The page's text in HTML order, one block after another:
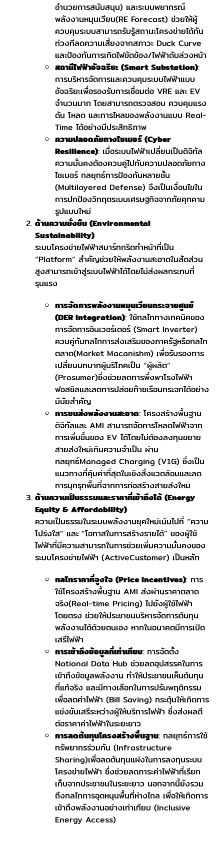
อำนวยการสนับสนุน) และระบบพยากรณ์
พลังงานหมุนเวียน(RE Forecast) ช่วยให้ผู้
ควบคุมระบบสามารถรับรู้สถานะโครงข่ายได้ทัน
ท่วงทีลดความเสี่ยงจากสภาวะ Duck Curve
และป้องกันการเกิดไฟขัดข้อง/ไฟฟ้าดับล่วงหน้า
สถานีไฟฟ้าอัจฉริยะ (Smart Substation):
การบริหารจัดการและควบคุมระบบไฟฟ้าแบบ
อัจฉริยะเพื่อรองรับการเชื่อมต่อ VRE และ EV
จำนวนมาก โดยสามารถตรวจสอบ ควบคุมแรง
ดัน โหลด และการไหลของพลังงานแบบ Real-
Time ได้อย่างมีประสิทธิภาพ
ความปลอดภัยทางไซเบอร์ (Cyber
Resilience): เมื่อระบบไฟฟ้าเปลี่ยนเป็นดิจิทัล
ความมั่นคงต้องควบคู่ไปกับความปลอดภัยทาง
ไซเบอร์ กลยุทธ์การป้องกันหลายชั้น
(Multilayered Defense) จึงเป็นเงื่อนไขใน
การปกป้องวิกฤตระบบเศรษฐกิจจากภัยคุกคาม
รูปแบบใหม่
ด้านความยั่งยืน (Environmental
Sustainability)
ระบบโครงข่ายไฟฟ้าสมาร์ทกริดทำหน้าที่เป็น
“Platform” สำคัญช่วยให้พลังงานสะอาดในสัดส่วน
สูงสามารถเข้าสู่ระบบไฟฟ้าได้โดยไม่ส่งผลกระทบที่
รุนแรง
การจัดการพลังงานหมุนเวียนกระจายศูนย์
(DER Integration): ใช้กลไกทางเทคนิคของ
การจัดการอินเวอร์เตอร์ (Smart Inverter)
ควบคู่กับกลไกการส่งเสริมของภาครัฐหรือกลไก
ตลาด(Market Macanishm) เพื่อรับรองการ
เปลี่ยนบทบาทผู้บริโภคเป็น “ผู้ผลิต”
(Prosumer)ซึ่งช่วยลดการพึ่งพาโรงไฟฟ้า
ฟอสซิลและลดการปล่อยก๊าซเรือนกระจกได้อย่าง
มีนัยสำคัญ
การขนส่งพลังงานสะอาด: โครงสร้างพื้นฐาน
ดิจิทัลและ AMI สามารถจัดการโหลดไฟฟ้าจาก
การเพิ่มขึ้นของ EV ได้โดยไม่ต้องลงทุนขยาย
สายส่งใหม่เกินความจำเป็น ผ่าน
กลยุทธ์Managed Charging (V1G) ซึ่งเป็น
แนวทางที่คุ้มค่าที่สุดในเชิงสิ่งแวดล้อมและลด
การบุกรุกพื้นที่จากการก่อสร้างสายส่งใหม
ด้านความเป็นธรรมและราคาที่เข้าถึงได้ (Energy
Equity & Affordability)
ความเป็นธรรมในระบบพลังงานยุคใหม่เน้นไปที่ “ความ
โปร่งใส” และ “โอกาสในการสร้างรายได้” ของผู้ใช้
ไฟฟ้าที่มีความสามารถในการช่วยเพิ่มความมั่นคงของ
ระบบโครงข่ายไฟฟ้า (ActiveCustomer) เป็นหลัก
กลไกราคาที่จูงใจ (Price Incentives): การ
ใช้โครงสร้างพื้นฐาน AMI ส่งผ่านราคาตลาด
จริง(Real-time Pricing) ไปยังผู้ใช้ไฟฟ้า
โดยตรง ช่วยให้ประชาชนบริหารจัดการต้นทุน
พลังงานได้ด้วยตนเอง หากในอนาคตมีการเปิด
เสรีไฟฟ้า
การเข้าถึงข้อมูลที่เท่าเทียม: การจัดตั้ง
National Data Hub ช่วยลดอุปสรรคในการ
เข้าถึงข้อมูลพลังงาน ทำให้ประชาชนเห็นต้นทุน
ที่แท้จริง และมีทางเลือกในการปรับพฤติกรรม
เพื่อลดค่าไฟฟ้า (Bill Saving) กระตุ้นให้เกิดการ
แข่งขันเสรีระหว่างผู้ให้บริการไฟฟ้า ซึ่งส่งผลดี
ต่อราคาค่าไฟฟ้าในระยะยาว
การลดต้นทุนโครงสร้างพื้นฐาน: กลยุทธ์การใช้
ทรัพยากรร่วมกัน (Infrastructure
Sharing)เพื่อลดต้นทุนแฝงในการลงทุนระบบ
โครงข่ายไฟฟ้า ซึ่งช่วยลดภาระค่าไฟฟ้าที่เรียก
เก็บจากประชาชนในระยะยาว นอกจากนี้ยังรวม
ถึงกลไกการอุดหนุนพื้นที่ห่างไกล เพื่อให้เกิดการ
เข้าถึงพลังงานอย่างเท่าเทียม (Inclusive
Energy Access)